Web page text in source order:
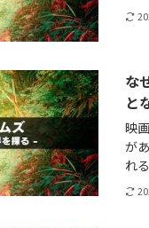
な
と
映
が
れ